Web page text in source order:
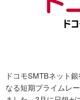
ドコモSMTBネット
なる短期プライムレ